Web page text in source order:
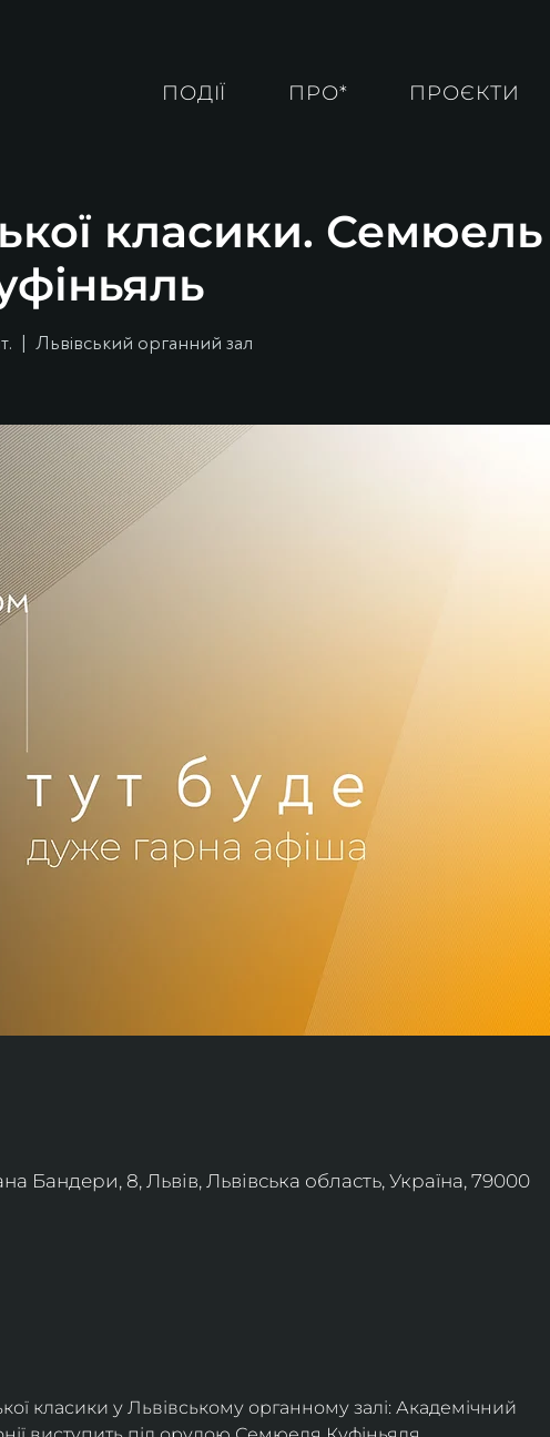
ПОДІЇ ПРО* ПРОЄКТИ
класики. Семюель
  |
Львівський органний зал
Бандери, 8, Львів, Львівська область, Україна, 79000
класики у Львівському органному залі: Академічний